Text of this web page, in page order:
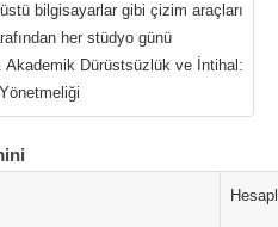
bilgisayarlar gibi çizim araçları
her stüdyo günü
Akademik Dürüstsüzlük ve İntihal: